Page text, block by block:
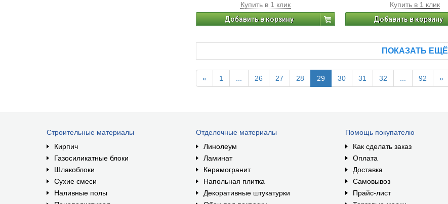
Купить в 1 клик
Добавить в корзину
Купить в 1 клик
Добавить в корзину
ПОКАЗАТЬ ЕЩЁ
« 1 26 27 28 29 30 31 32 92 »
Строительные материалы
Кирпич
Газосиликатные блоки
Шлакоблоки
Сухие смеси
Наливные полы
Отделочные материалы
Линолеум
Ламинат
Керамогранит
Напольная плитка
Декоративные штукатурки
Помощь покупателю
Как сделать заказ
Оплата
Доставка
Самовывоз
Прайс-лист